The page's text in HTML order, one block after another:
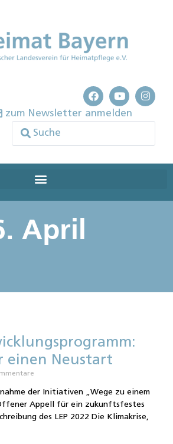
zum Newsletter anmelden
April
einen Neustart
der Initiativen „Wege zu einem
Appell für ein zukunftsfestes
des LEP 2022 Die Klimakrise,